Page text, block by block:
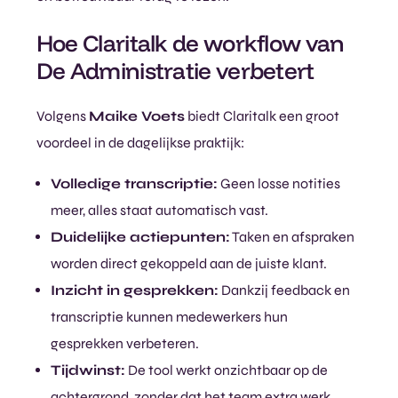
Hoe Claritalk de workflow van
De Administratie verbetert
Volgens Maike Voetsbiedt Claritalk een groot
voordeel in de dagelijkse praktijk:
Volledige transcriptie: Geen losse notities
meer, alles staat automatisch vast.
Duidelijke actiepunten:Taken en afspraken
worden direct gekoppeld aan de juiste klant.
Inzicht in gesprekken: Dankzij feedback en
transcriptie kunnen medewerkers hun
gesprekken verbeteren.
Tijdwinst: De tool werkt onzichtbaar op de